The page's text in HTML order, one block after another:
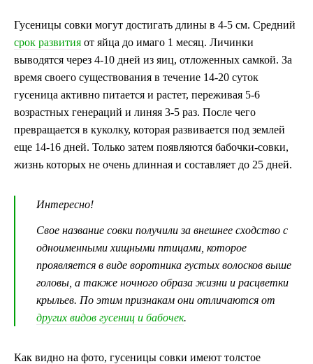
Гусеницы совки могут достигать длины в 4-5 см. Средний
срок развития от яйца до имаго 1 месяц. Личинки
выводятся через 4-10 дней из яиц, отложенных самкой. За
время своего существования в течение 14-20 суток
гусеница активно питается и растет, переживая 5-6
возрастных генераций и линяя 3-5 раз. После чего
превращается в куколку, которая развивается под землей
еще 14-16 дней. Только затем появляются бабочки-совки,
жизнь которых не очень длинная и составляет до 25 дней.
Интересно!
Свое название совки получили за внешнее сходство с
одноименными хищными птицами, которое
проявляется в виде воротника густых волосков выше
головы, а также ночного образа жизни и расцветки
крыльев. По этим признакам они отличаются от
других видов гусениц и бабочек.
Как видно на фото, гусеницы совки имеют толстое